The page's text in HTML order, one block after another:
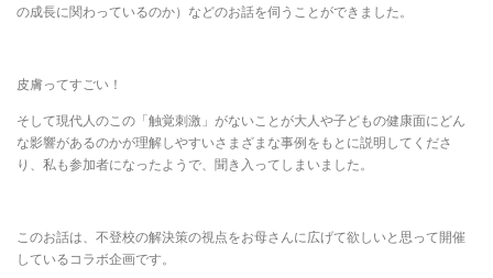
の成長に関わっているのか）などのお話を伺うことができました。
皮膚ってすごい！
そして現代人のこの「触覚刺激」がないことが大人や子どもの健康面にどん
な影響があるのかが理解しやすいさまざまな事例をもとに説明してくださ
り、私も参加者になったようで、聞き入ってしまいました。
このお話は、不登校の解決策の視点をお母さんに広げて欲しいと思って開催
しているコラボ企画です。